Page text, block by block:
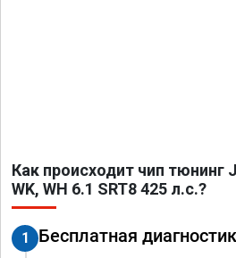
Как происходит чип тюнинг
WK, WH 6.1 SRT8 425 л.с.?
1 Бесплатная